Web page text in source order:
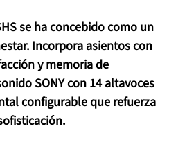
se ha concebido como un
Incorpora asientos con
y memoria de
SONY con 14 altavoces
configurable que refuerza